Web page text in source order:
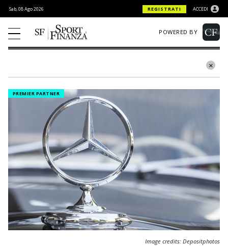
Sab, 08 Ago 2026 REGISTRATI ACCEDI
POWERED BY
PREMIER PARTNER
Image credits: Depositphotos